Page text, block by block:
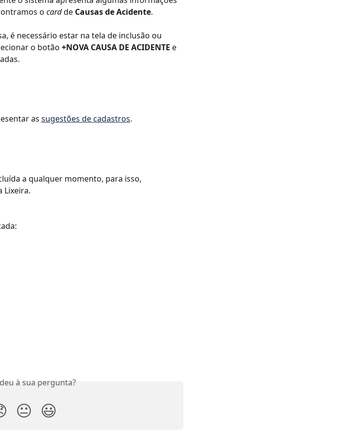
o card de Causas de Acidente.
é necessário estar na tela de inclusão ou
o botão +NOVA CAUSA DE ACIDENTE e
as sugestões de cadastros.
a qualquer momento, para isso,
Lixeira.
à sua pergunta?
😐 😃